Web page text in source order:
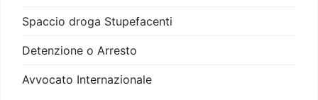
Spaccio droga Stupefacenti
Detenzione o Arresto
Avvocato Internazionale